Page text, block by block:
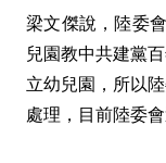
梁文傑說，陸委
兒園教中共建黨
立幼兒園，所以
處理，目前陸委